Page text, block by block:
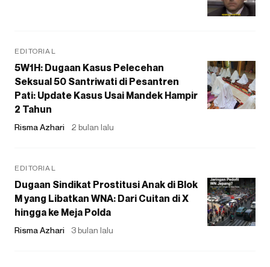
EDITORIAL
5W1H: Dugaan Kasus Pelecehan
Seksual 50 Santriwati di Pesantren
Pati: Update Kasus Usai Mandek Hampir
2 Tahun
Risma Azhari 2 bulan lalu
EDITORIAL
Dugaan Sindikat Prostitusi Anak di Blok
M yang Libatkan WNA: Dari Cuitan di X
hingga ke Meja Polda
Risma Azhari 3 bulan lalu